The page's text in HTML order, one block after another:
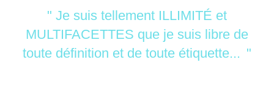
" Je suis tellement ILLIMITÉ et
MULTIFACETTES que je suis libre de
toute définition et de toute étiquette... "